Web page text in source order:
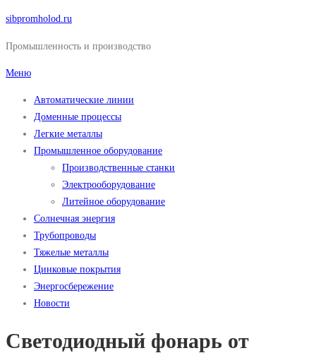
Перейти
содержимому
sibpromholod.ru
Промышленность и производство
Меню
Автоматические линии
Доменные процессы
Легкие металлы
Промышленное оборудование
Производственные станки
Электрооборудование
Литейное оборудование
Солнечная энергия
Трубопроводы
Тяжелые металлы
Цинковые покрытия
Энергосбережение
Новости
Светодиодный фонарь от